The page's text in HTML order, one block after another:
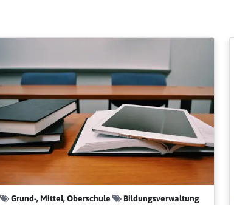
Grund-, Mittel, Oberschule Bildungsverwaltung